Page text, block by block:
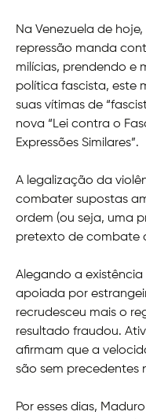
Na Venezuela de
repressão manda
milícias, prendendo e
política fascista, este
suas vítimas de
nova “Lei contra o
Expressões Similares”.
A legalização da
combater supostas
ordem (ou seja, uma
pretexto de combate
Alegando a
apoiada por
recrudesceu mais o
resultado fraudou.
afirmam que a
são sem precedentes
Por esses dias,